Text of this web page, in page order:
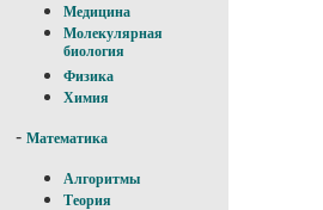
Медицина
Молекулярная
биология
Физика
Химия
- Математика
Алгоритмы
Теория